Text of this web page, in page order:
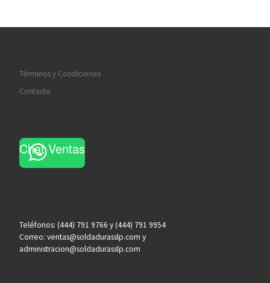
Términos y Condiciones
Contacto
Chat Ventas
Teléfonos: (444) 791 9766 y (444) 791 9954
Correo: ventas@soldadurasslp.com y
administracion@soldadurasslp.com